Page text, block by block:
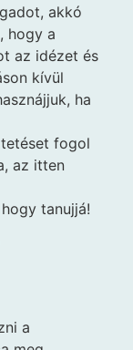
akkó
hogy a
az idézet és
kívül
ha
fogol
az itten
tanujjá!
a